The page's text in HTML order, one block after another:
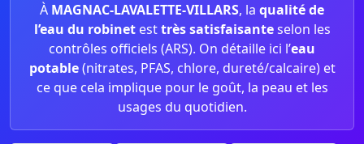
À MAGNAC-LAVALETTE-VILLARS, la qualité de
l’eau du robinetesttrès satisfaisanteselon les
contrôles officiels (ARS). On détaille ici l’eau
potable(nitrates, PFAS, chlore, dureté/calcaire) et
ce que cela implique pour le goût, la peau et les
usages du quotidien.